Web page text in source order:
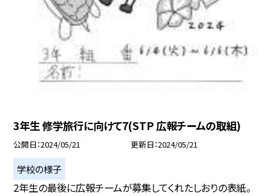
3年生 修学旅行に向けて7(STP 広報チームの取組)
公開日 2024/05/21 更新日 2024/05/21
学校の様子
2年生の最後に広報チームが募集してくれたしおりの表紙。